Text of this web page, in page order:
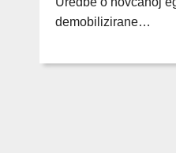
demobilizirane…